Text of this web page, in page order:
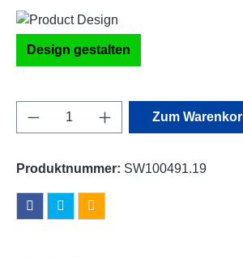
Design gestalten
Produkt Anzahl: Gib den
Zum
Produktnummer: SW100491.19